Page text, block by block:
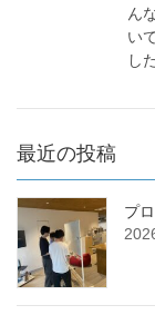
ん
い
し
最近の投稿
プ